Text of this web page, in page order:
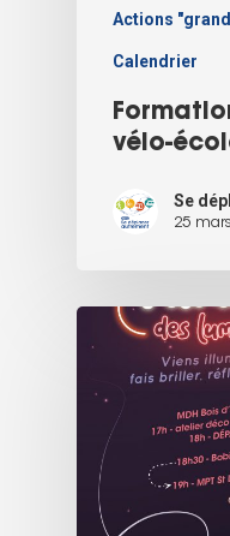
Actions
Calendrier
vélo-
Se
25